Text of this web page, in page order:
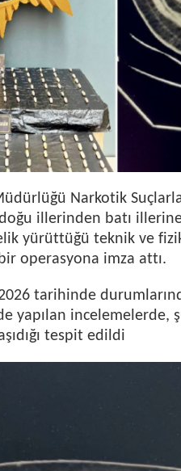
Narkotik
illerinden batı
yürüttüğü teknik ve
operasyona imza attı.
tarihinde
yapılan
tespit edildi